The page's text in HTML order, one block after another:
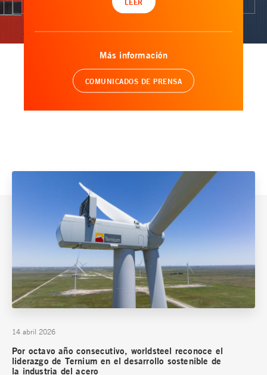
Más información
COMUNICADOS DE PRENSA
14 abril 2026
Por octavo año consecutivo, worldsteel reconoce el
liderazgo de Ternium en el desarrollo sostenible de
la industria del acero